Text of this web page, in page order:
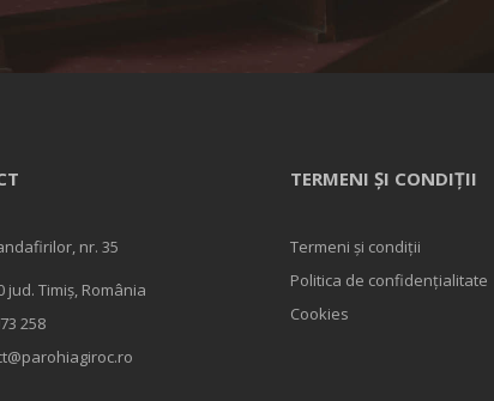
nr. 35
jud. Timiș, România
258
TERMENI ȘI CONDIȚII
Termeni și condiții
Politica de confidențialitate
Cookies